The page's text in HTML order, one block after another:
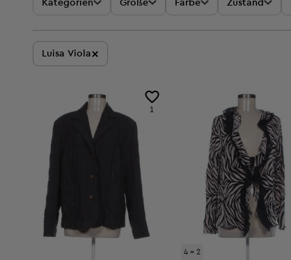
Kategorien Größe Farbe Zustand
Luisa Viola×
1
4 = 2